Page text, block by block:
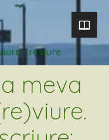
i reviure
meva